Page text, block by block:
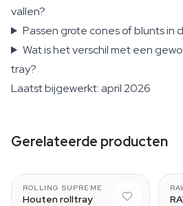
vallen?
Passen grote cones of blunts in
Wat is het verschil met een
tray?
Laatst bijgewerkt: april 2026
Gerelateerde producten
ROLLING SUPREME
Houten rolltray